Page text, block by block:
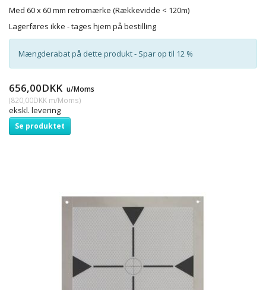
Med 60 x 60 mm retromærke (Rækkevidde < 120m)
Lagerføres ikke - tages hjem på bestilling
Mængderabat på dette produkt - Spar op til 12 %
656,00DKK u/Moms
(820,00DKK m/Moms)
ekskl. levering
Se produktet